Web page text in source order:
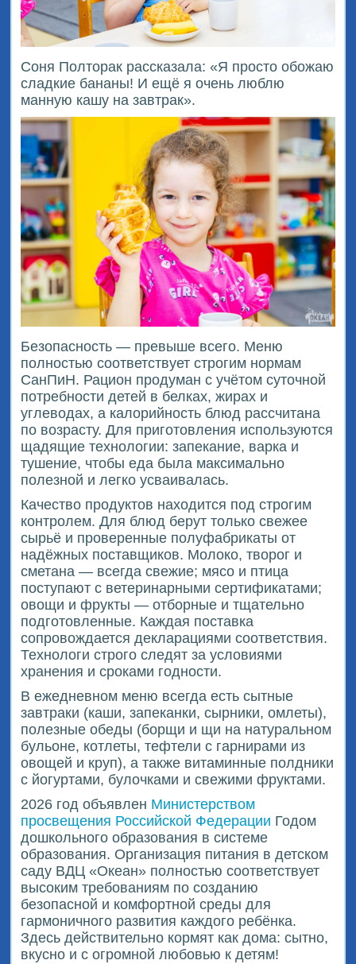
Соня Полторак рассказала: «Я просто обожаю
сладкие бананы! И ещё я очень люблю
манную кашу на завтрак».
Безопасность — превыше всего. Меню
полностью соответствует строгим нормам
СанПиН. Рацион продуман с учётом суточной
потребности детей в белках, жирах и
углеводах, а калорийность блюд рассчитана
по возрасту. Для приготовления используются
щадящие технологии: запекание, варка и
тушение, чтобы еда была максимально
полезной и легко усваивалась.
Качество продуктов находится под строгим
контролем. Для блюд берут только свежее
сырьё и проверенные полуфабрикаты от
надёжных поставщиков. Молоко, творог и
сметана — всегда свежие; мясо и птица
поступают с ветеринарными сертификатами;
овощи и фрукты — отборные и тщательно
подготовленные. Каждая поставка
сопровождается декларациями соответствия.
Технологи строго следят за условиями
хранения и сроками годности.
В ежедневном меню всегда есть сытные
завтраки (каши, запеканки, сырники, омлеты),
полезные обеды (борщи и щи на натуральном
бульоне, котлеты, тефтели с гарнирами из
овощей и круп), а также витаминные полдники
с йогуртами, булочками и свежими фруктами.
2026 год объявлен Министерством
просвещения Российской Федерации Годом
дошкольного образования в системе
образования. Организация питания в детском
саду ВДЦ «Океан» полностью соответствует
высоким требованиям по созданию
безопасной и комфортной среды для
гармоничного развития каждого ребёнка.
Здесь действительно кормят как дома: сытно,
вкусно и с огромной любовью к детям!